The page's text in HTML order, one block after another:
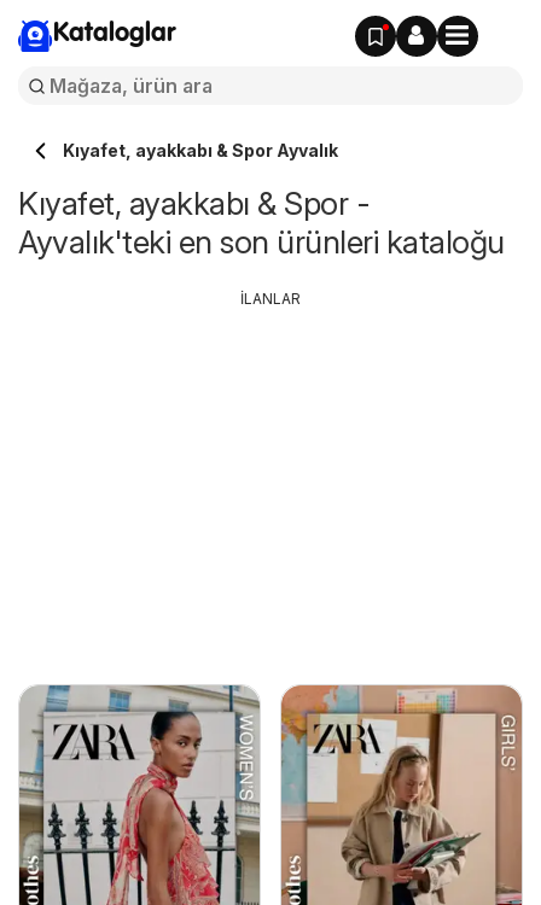
Kataloglar
Kıyafet, ayakkabı & Spor Ayvalık
Kıyafet, ayakkabı & Spor -
Ayvalık'teki en son ürünleri kataloğu
İLANLAR